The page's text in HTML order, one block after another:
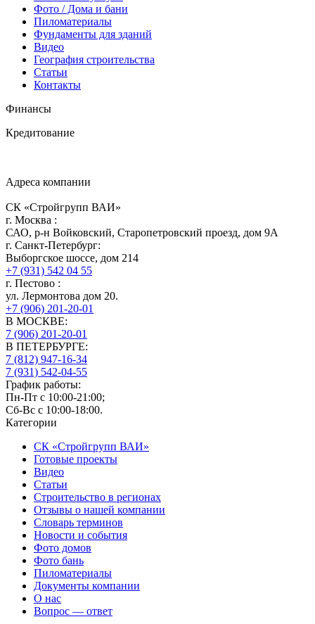
Фото / Дома и бани
Пиломатериалы
Фундаменты для зданий
Видео
География строительства
Статьи
Контакты
Финансы
Кредитование
Адреса компании
СК «Стройгрупп ВАИ»
г. Москва :
САО, р-н Войковский, Старопетровский проезд, дом 9А
г. Санкт-Петербург:
Выборгское шоссе, дом 214
+7 (931) 542 04 55
г. Пестово :
ул. Лермонтова дом 20.
+7 (906) 201-20-01
В МОСКВЕ:
7 (906) 201-20-01
В ПЕТЕРБУРГЕ:
7 (812) 947-16-34
7 (931) 542-04-55
График работы:
Пн-Пт с 10:00-21:00;
Сб-Вс с 10:00-18:00.
Категории
СК «Стройгрупп ВАИ»
Готовые проекты
Видео
Статьи
Строительство в регионах
Отзывы о нашей компании
Словарь терминов
Новости и события
Фото домов
Фото бань
Пиломатериалы
Документы компании
О нас
Вопрос — ответ